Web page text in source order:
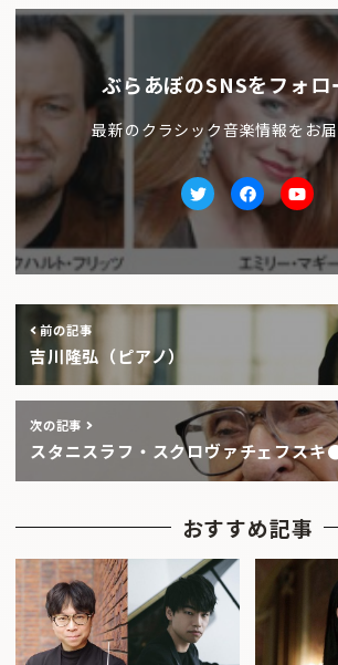
ぶらあぼのSNSをフォロ
最新のクラシック音楽情報をお
Twitterfacebook
前の記事
吉川隆弘（ピアノ）
次の記事
スタニスラフ・スクロヴァチェフスキ
おすすめ記事